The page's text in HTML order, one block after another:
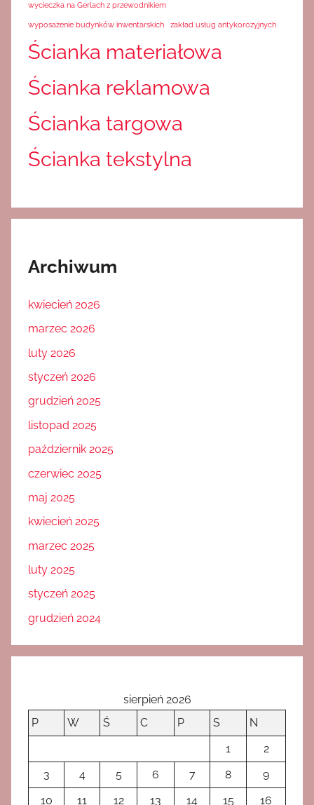
wycieczka na Gerlach z przewodnikiem
wyposażenie budynków inwentarskich zakład usług antykorozyjnych
Ścianka materiałowa
Ścianka reklamowa
Ścianka targowa
Ścianka tekstylna
Archiwum
kwiecień 2026
marzec 2026
luty 2026
styczeń 2026
grudzień 2025
listopad 2025
październik 2025
czerwiec 2025
maj 2025
kwiecień 2025
marzec 2025
luty 2025
styczeń 2025
grudzień 2024
sierpień 2026
P
W Ś C P S
N
1
2
3
4 5 6 7 8
9
10
11 12 13 14 15 16